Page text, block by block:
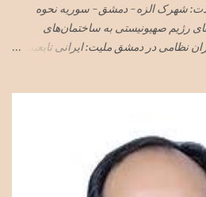
محل شهادت: شهرک الزه- دمشق- سوریه نحوه
رژیم صهیونیستی به ساختمان‌های
در دمشق ملیت: ایرانی تابعیت: